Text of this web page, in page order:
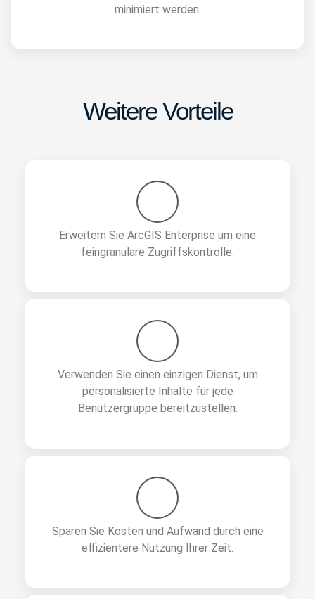
minimiert werden.​
Weitere Vorteile
Erweitern Sie ArcGIS Enterprise um eine
feingranulare Zugriffskontrolle.
Verwenden Sie einen einzigen Dienst, um
personalisierte Inhalte für jede
Benutzergruppe bereitzustellen.
Sparen Sie Kosten und Aufwand durch eine
effizientere Nutzung Ihrer Zeit.